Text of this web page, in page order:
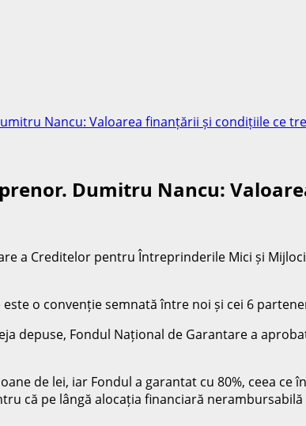
Nancu: Valoarea finanțării și condițiile ce
Dumitru Nancu:
a Creditelor pentru Întreprinderile Mici și
este o convenție semnată între noi și cei 6
depuse, Fondul Național de Garantare a
de lei, iar Fondul a garantat cu 80%, ceea
că pe lângă alocația financiară